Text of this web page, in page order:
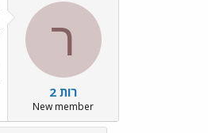
ר
רות 2
New member